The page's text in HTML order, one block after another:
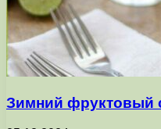
Зимний фруктовый